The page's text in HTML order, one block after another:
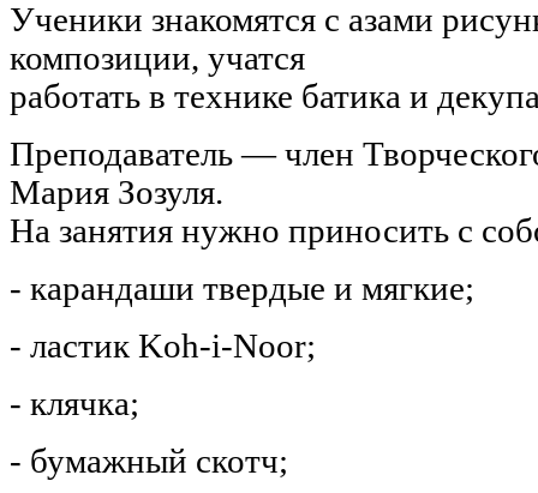
Ученики знакомятся с азами
композиции, учатся
работать в технике батика и
Преподаватель — член
Мария Зозуля.
На занятия нужно приносить с
- карандаши твердые и мягкие;
- ластик Koh-i-Noor;
- клячка;
- бумажный скотч;